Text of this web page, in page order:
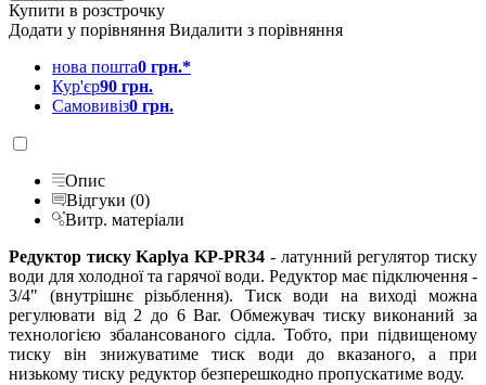
Купити в розстрочку
Додати у порівняння Видалити з порівняння
нова пошта0 грн.*
Кур'єр90 грн.
Самовивіз0 грн.
Опис
Відгуки (0)
Витр. матеріали
Редуктор тиску Kaplya KP-PR34 - латунний регулятор тиску
води для холодної та гарячої води. Редуктор має підключення -
3/4" (внутрішнє різьблення). Тиск води на виході можна
регулювати від 2 до 6 Bar. Обмежувач тиску виконаний за
технологією збалансованого сідла. Тобто, при підвищеному
тиску він знижуватиме тиск води до вказаного, а при
низькому тиску редуктор безперешкодно пропускатиме воду.